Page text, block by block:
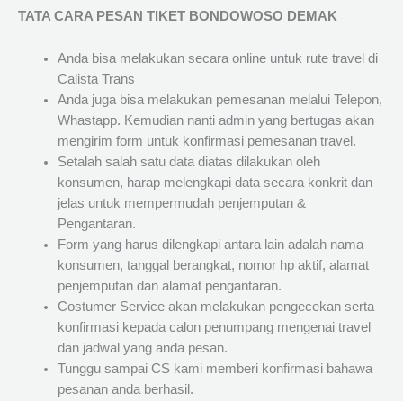
TATA CARA PESAN TIKET BONDOWOSO DEMAK
Anda bisa melakukan secara online untuk rute travel di
Calista Trans
Anda juga bisa melakukan pemesanan melalui Telepon,
Whastapp. Kemudian nanti admin yang bertugas akan
mengirim form untuk konfirmasi pemesanan travel.
Setalah salah satu data diatas dilakukan oleh
konsumen, harap melengkapi data secara konkrit dan
jelas untuk mempermudah penjemputan &
Pengantaran.
Form yang harus dilengkapi antara lain adalah nama
konsumen, tanggal berangkat, nomor hp aktif, alamat
penjemputan dan alamat pengantaran.
Costumer Service akan melakukan pengecekan serta
konfirmasi kepada calon penumpang mengenai travel
dan jadwal yang anda pesan.
Tunggu sampai CS kami memberi konfirmasi bahawa
pesanan anda berhasil.